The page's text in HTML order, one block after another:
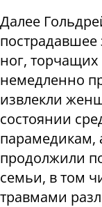
Далее
ног,
немедленно
извлекли
состоянии
парамедикам,
продолжили
семьи, в том
травмами